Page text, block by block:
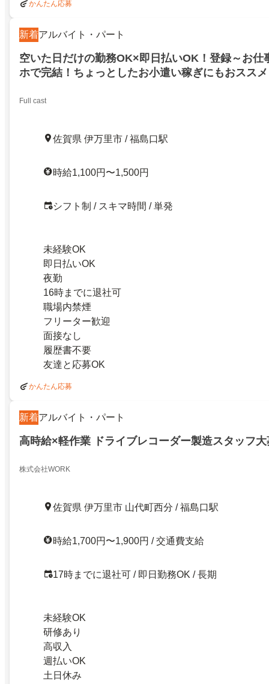
かんたん応募
新着アルバイト・パート
空いた日だけの勤務OK×即日払いOK！登録～お仕
ホで完結！ちょっとしたお小遣い稼ぎにもおスス
Full cast
佐賀県 伊万里市 / 福島口駅
時給1,100円〜1,500円
シフト制 / スキマ時間 / 単発
未経験OK
即日払いOK
夜勤
16時までに退社可
職場内禁煙
フリーター歓迎
面接なし
履歴書不要
友達と応募OK
かんたん応募
新着アルバイト・パート
高時給×軽作業 ドライブレコーダー製造スタッフ大
株式会社WORK
佐賀県 伊万里市 山代町西分 / 福島口駅
時給1,700円〜1,900円 / 交通費支給
17時までに退社可 / 即日勤務OK / 長期
未経験OK
研修あり
高収入
週払いOK
土日休み